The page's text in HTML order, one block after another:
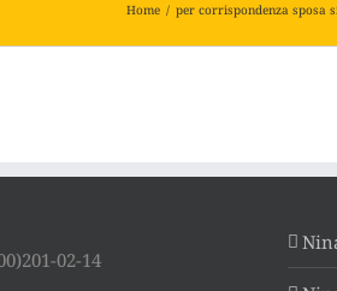
Home / per corrispondenza sposa
02-14